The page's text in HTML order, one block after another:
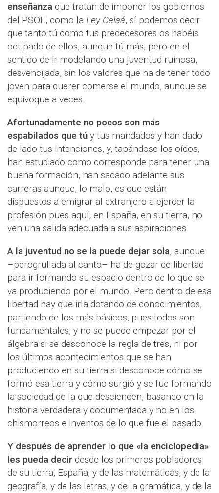
enseñanza que tratan de imponer los gobiernos
del PSOE, como la Ley Celaá, sí podemos decir
que tanto tú como tus predecesores os habéis
ocupado de ellos, aunque tú más, pero en el
sentido de ir modelando una juventud ruinosa,
desvencijada, sin los valores que ha de tener todo
joven para querer comerse el mundo, aunque se
equivoque a veces.
Afortunadamente no pocos son más
espabilados que tú y tus mandados y han dado
de lado tus intenciones, y, tapándose los oídos,
han estudiado como corresponde para tener una
buena formación, han sacado adelante sus
carreras aunque, lo malo, es que están
dispuestos a emigrar al extranjero a ejercer la
profesión pues aquí, en España, en su tierra, no
ven una salida adecuada a sus aspiraciones.
A la juventud no se la puede dejar sola, aunque
–perogrullada al canto– ha de gozar de libertad
para ir formando su espacio dentro de lo que se
va produciendo por el mundo. Pero dentro de esa
libertad hay que irla dotando de conocimientos,
partiendo de los más básicos, pues todos son
fundamentales, y no se puede empezar por el
álgebra si se desconoce la regla de tres, ni por
los últimos acontecimientos que se han
produciendo en su tierra si desconoce cómo se
formó esa tierra y cómo surgió y se fue formando
la sociedad de la que descienden, basando en la
historia verdadera y documentada y no en los
chismorreos e inventos de lo que fue el pasado.
Y después de aprender lo que «la enciclopedia»
les pueda decir desde los primeros pobladores
de su tierra, España, y de las matemáticas, y de la
geografía, y de las letras, y de la gramática, y de la